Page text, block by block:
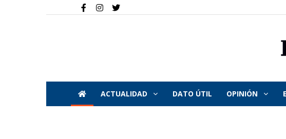
ACTUALIDAD DATO ÚTIL OPINIÓN